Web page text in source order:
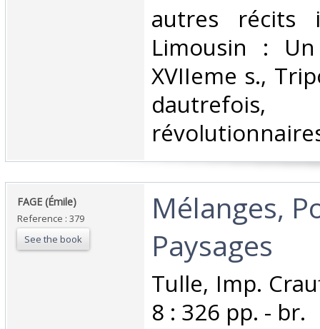
autres récits
Limousin :
XVIIeme s.,
‎FAGE (Émile) ‎
Reference : 379
See the book
‎Mélanges,
Paysages ‎
‎Tulle, Imp.
8 : 326 pp. - br.‎